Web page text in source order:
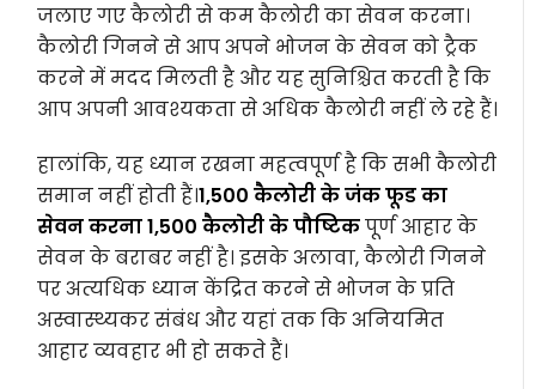
जलाए गए कैलोरी से कम कैलोरी का सेवन करना।
कैलोरी गिनने से आप अपने भोजन के सेवन को ट्रैक
करने में मदद मिलती है और यह सुनिश्चित करती है कि
आप अपनी आवश्यकता से अधिक कैलोरी नहीं ले रहे हैं।
हालांकि, यह ध्यान रखना महत्वपूर्ण है कि सभी कैलोरी
समान नहीं होती हैं।1,500 कैलोरी के जंक फूड का
सेवन करना 1,500 कैलोरी के पौष्टिकपूर्ण आहार के
सेवन के बराबर नहीं है। इसके अलावा, कैलोरी गिनने
पर अत्यधिक ध्यान केंद्रित करने से भोजन के प्रति
अस्वास्थ्यकर संबंध और यहां तक कि अनियमित
आहार व्यवहार भी हो सकते हैं।